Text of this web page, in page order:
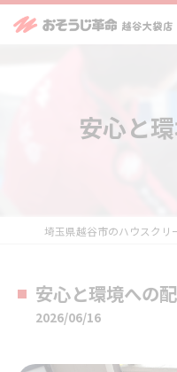
安心と
安心と環境への配
2026/06/16